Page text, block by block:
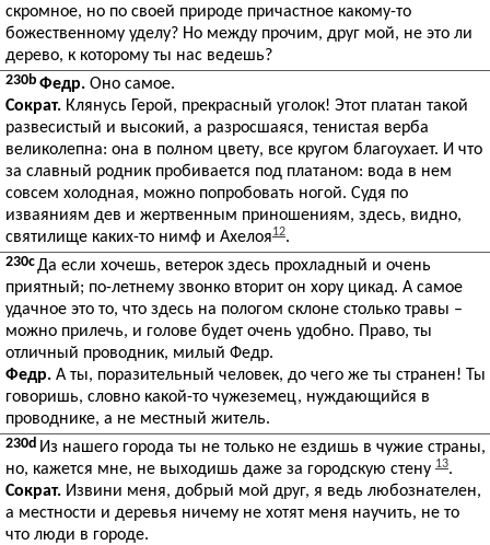
скромное, но по своей природе причастное какому-то
божественному уделу? Но между прочим, друг мой, не это ли
дерево, к которому ты нас ведешь?
230b Федр. Оно самое.
Сократ. Клянусь Герой, прекрасный уголок! Этот платан такой
развесистый и высокий, а разросшаяся, тенистая верба
великолепна: она в полном цвету, все кругом благоухает. И что
за славный родник пробивается под платаном: вода в нем
совсем холодная, можно попробовать ногой. Судя по
изваяниям дев и жертвенным приношениям, здесь, видно,
святилище каких-то нимф и Ахелоя12.
230cДа если хочешь, ветерок здесь прохладный и очень
приятный; по-летнему звонко вторит он хору цикад. А самое
удачное это то, что здесь на пологом склоне столько травы –
можно прилечь, и голове будет очень удобно. Право, ты
отличный проводник, милый Федр.
Федр. А ты, поразительный человек, до чего же ты странен! Ты
говоришь, словно какой-то чужеземец, нуждающийся в
проводнике, а не местный житель.
230d Из нашего города ты не только не ездишь в чужие страны,
но, кажется мне, не выходишь даже за городскую стену 13.
Сократ. Извини меня, добрый мой друг, я ведь любознателен,
а местности и деревья ничему не хотят меня научить, не то
что люди в городе.